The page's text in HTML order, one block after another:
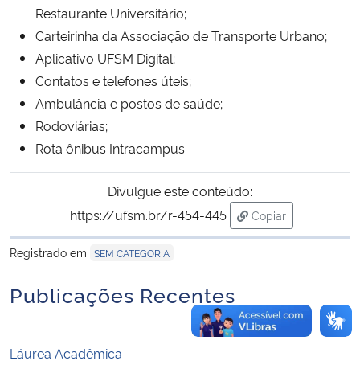
Secretaria-Geral
Secretaria de Governo
Gabinete de Segurança Institucional
Advocacia-Geral da União
Banco Central do Brasil
Restaurante Universitário;
Carteirinha da Associação de Transporte Urbano;
Aplicativo UFSM Digital;
Contatos e telefones úteis;
Ambulância e postos de saúde;
Rodoviárias;
Rota ônibus Intracampus.
Divulgue este conteúdo:
https://ufsm.br/r-454-445
Copiar
para área de
Registrado em SEM CATEGORIA
Publicações Recentes
Láurea Acadêmica